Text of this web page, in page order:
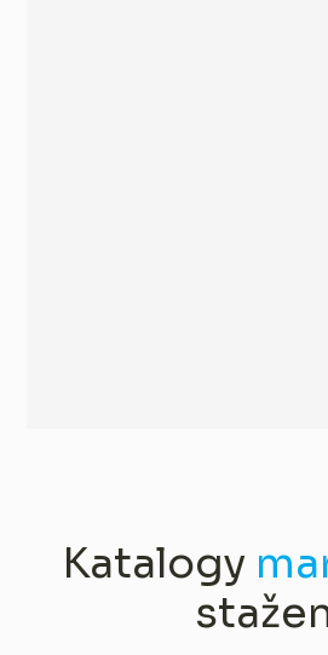
Katalogy